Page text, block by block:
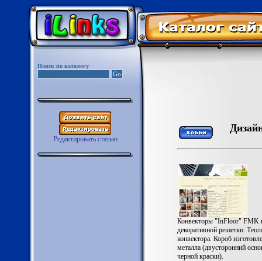
Поиск по каталогу
Редактировать статью
Конвекторы "InFloor" FMK
декоративной решетки.
конвектора. Короб
металла (двусторонний
черной краски).